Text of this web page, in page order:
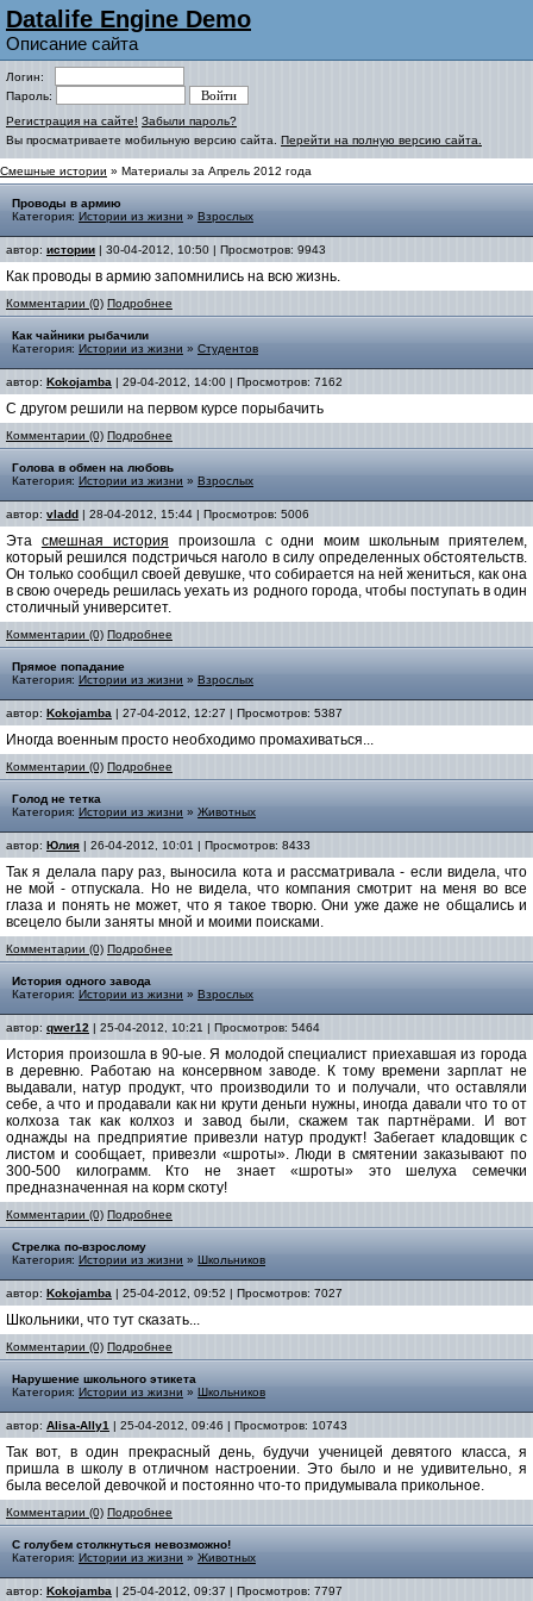
Datalife Engine Demo
Описание сайта
Логин:
Пароль:
Регистрация на сайте! Забыли пароль?
Вы просматриваете мобильную версию сайта. Перейти на полную версию сайта.
Смешные истории » Материалы за Апрель 2012 года
Проводы в армию
Категория: Истории из жизни » Взрослых
автор: истории | 30-04-2012, 10:50 | Просмотров: 9943
Как проводы в армию запомнились на всю жизнь.
Комментарии (0) Подробнее
Как чайники рыбачили
Категория: Истории из жизни » Студентов
автор: Kokojamba | 29-04-2012, 14:00 | Просмотров: 7162
С другом решили на первом курсе порыбачить
Комментарии (0) Подробнее
Голова в обмен на любовь
Категория: Истории из жизни » Взрослых
автор: vladd | 28-04-2012, 15:44 | Просмотров: 5006
Эта смешная история произошла с одни моим школьным приятелем,
который решился подстричься наголо в силу определенных обстоятельств.
Он только сообщил своей девушке, что собирается на ней жениться, как она
в свою очередь решилась уехать из родного города, чтобы поступать в один
столичный университет.
Комментарии (0) Подробнее
Прямое попадание
Категория: Истории из жизни » Взрослых
автор: Kokojamba | 27-04-2012, 12:27 | Просмотров: 5387
Иногда военным просто необходимо промахиваться...
Комментарии (0) Подробнее
Голод не тетка
Категория: Истории из жизни » Животных
автор: Юлия | 26-04-2012, 10:01 | Просмотров: 8433
Так я делала пару раз, выносила кота и рассматривала - если видела, что
не мой - отпускала. Но не видела, что компания смотрит на меня во все
глаза и понять не может, что я такое творю. Они уже даже не общались и
всецело были заняты мной и моими поисками.
Комментарии (0) Подробнее
История одного завода
Категория: Истории из жизни » Взрослых
автор: qwer12 | 25-04-2012, 10:21 | Просмотров: 5464
История произошла в 90-ые. Я молодой специалист приехавшая из города
в деревню. Работаю на консервном заводе. К тому времени зарплат не
выдавали, натур продукт, что производили то и получали, что оставляли
себе, а что и продавали как ни крути деньги нужны, иногда давали что то от
колхоза так как колхоз и завод были, скажем так партнёрами. И вот
однажды на предприятие привезли натур продукт! Забегает кладовщик с
листом и сообщает, привезли «шроты». Люди в смятении заказывают по
300-500 килограмм. Кто не знает «шроты» это шелуха семечки
предназначенная на корм скоту!
Комментарии (0) Подробнее
Стрелка по-взрослому
Категория: Истории из жизни » Школьников
автор: Kokojamba | 25-04-2012, 09:52 | Просмотров: 7027
Школьники, что тут сказать...
Комментарии (0) Подробнее
Нарушение школьного этикета
Категория: Истории из жизни » Школьников
автор: Alisa-Ally1 | 25-04-2012, 09:46 | Просмотров: 10743
Так вот, в один прекрасный день, будучи ученицей девятого класса, я
пришла в школу в отличном настроении. Это было и не удивительно, я
была веселой девочкой и постоянно что-то придумывала прикольное.
Комментарии (0) Подробнее
С голубем столкнуться невозможно!
Категория: Истории из жизни » Животных
автор: Kokojamba | 25-04-2012, 09:37 | Просмотров: 7797